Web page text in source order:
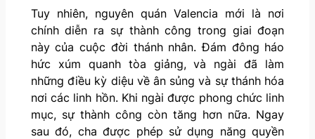
Tuy nhiên, nguyên quán Valencia mới là nơi
chính diễn ra sự thành công trong giai đoạn
này của cuộc đời thánh nhân. Đám đông háo
hức xúm quanh tòa giảng, và ngài đã làm
những điều kỳ diệu về ân sủng và sự thánh hóa
nơi các linh hồn. Khi ngài được phong chức linh
mục, sự thành công còn tăng hơn nữa. Ngay
sau đó, cha được phép sử dụng năng quyền